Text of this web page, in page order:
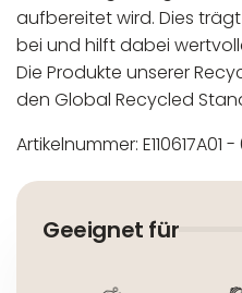
aufbereitet wird. Dies
bei und hilft dabei
Die Produkte unserer
den Global Recycled
Artikelnummer: E110617A01 -
Maschinenwäsche bis
Nicht bügeln
In der EU
Geeignet für